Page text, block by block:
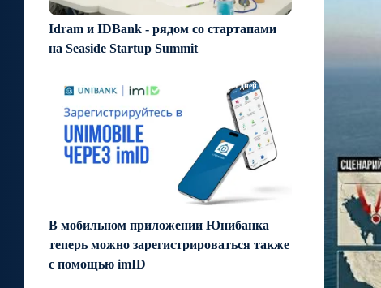
Idram и IDBank - рядом со стартапами
на Seaside Startup Summit
В мобильном приложении Юнибанка
теперь можно зарегистрироваться также
с помощью imID
3 дней назад